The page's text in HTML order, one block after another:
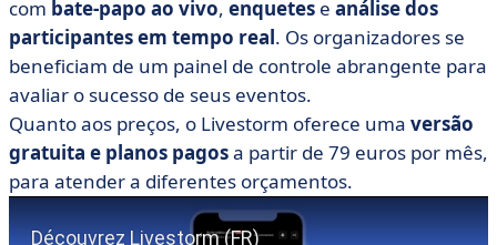
com bate-papo ao vivo, enquetes e análise dos
participantes em tempo real. Os organizadores se
beneficiam de um painel de controle abrangente para
avaliar o sucesso de seus eventos.
Quanto aos preços, o Livestorm oferece uma versão
gratuita e planos pagosa partir de 79 euros por mês,
para atender a diferentes orçamentos.